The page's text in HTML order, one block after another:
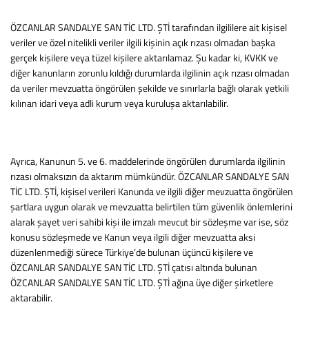
ÖZCANLAR SANDALYE SAN TİC LTD. ŞTİ tarafından ilgililere ait kişisel
veriler ve özel nitelikli veriler ilgili kişinin açık rızası olmadan başka
gerçek kişilere veya tüzel kişilere aktarılamaz. Şu kadar ki, KVKK ve
diğer kanunların zorunlu kıldığı durumlarda ilgilinin açık rızası olmadan
da veriler mevzuatta öngörülen şekilde ve sınırlarla bağlı olarak yetkili
kılınan idari veya adli kurum veya kuruluşa aktarılabilir.
Ayrıca, Kanunun 5. ve 6. maddelerinde öngörülen durumlarda ilgilinin
rızası olmaksızın da aktarım mümkündür. ÖZCANLAR SANDALYE SAN
TİC LTD. ŞTİ, kişisel verileri Kanunda ve ilgili diğer mevzuatta öngörülen
şartlara uygun olarak ve mevzuatta belirtilen tüm güvenlik önlemlerini
alarak şayet veri sahibi kişi ile imzalı mevcut bir sözleşme var ise, söz
konusu sözleşmede ve Kanun veya ilgili diğer mevzuatta aksi
düzenlenmediği sürece Türkiye’de bulunan üçüncü kişilere ve
ÖZCANLAR SANDALYE SAN TİC LTD. ŞTİ çatısı altında bulunan
ÖZCANLAR SANDALYE SAN TİC LTD. ŞTİ ağına üye diğer şirketlere
aktarabilir.